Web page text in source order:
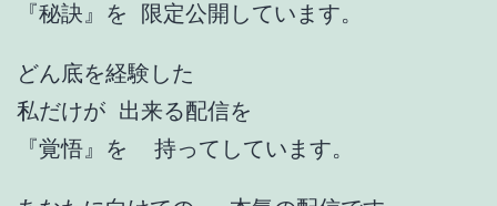
『秘訣』を 限定公開しています。
どん底を経験した
私だけが 出来る配信を
『覚悟』を 持ってしています。